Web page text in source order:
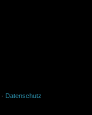
· Datenschutz